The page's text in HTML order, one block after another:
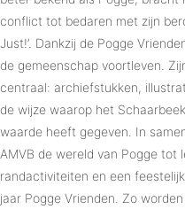
conflict tot bedaren met zijn
Just!’. Dankzij de Pogge
de gemeenschap voortleven.
centraal: archiefstukken,
de wijze waarop het
waarde heeft gegeven. In
AMVB de wereld van Pogge tot
randactiviteiten en een
jaar Pogge Vrienden. Zo